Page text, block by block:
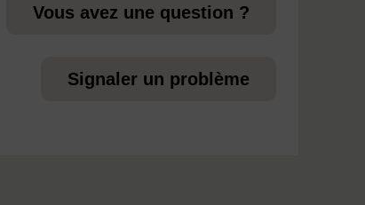
Vous avez une question ?
Signaler un problème